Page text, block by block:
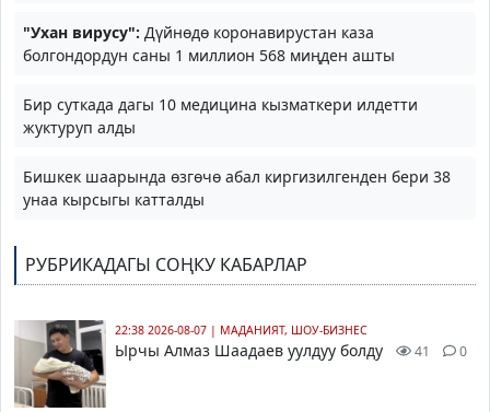
"Ухан вирусу": Дүйнөдө коронавирустан каза
болгондордун саны 1 миллион 568 миңден ашты
Бир суткада дагы 10 медицина кызматкери илдетти
жуктуруп алды
Бишкек шаарында өзгөчө абал киргизилгенден бери 38
унаа кырсыгы катталды
РУБРИКАДАГЫ СОҢКУ КАБАРЛАР
22:38 2026-08-07 | МАДАНИЯТ, ШОУ-БИЗНЕС
Ырчы Алмаз Шаадаев уулдуу болду 41 0